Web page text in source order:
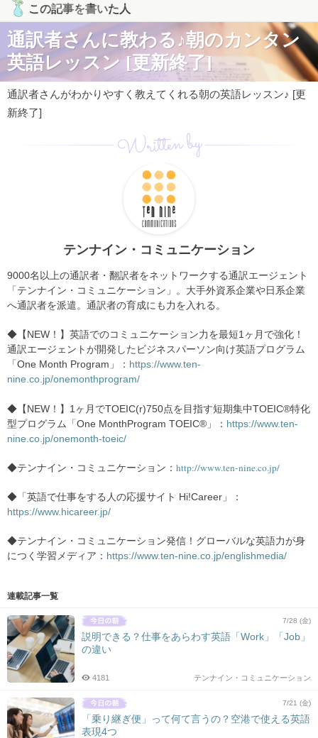
この記事を書いた人
通訳者さんに教わる♪朝のカンタン
英語レッスン [更新終了]
通訳者さんがわかりやすく教えてくれる朝の英語レッスン♪ [更
新終了]
Written by
テンナイン・コミュニケーション
9000名以上の通訳者・翻訳者をネットワークする通訳エージェント
「テンナイン・コミュニケーション」。大手外資系企業や日系企業
へ通訳者を派遣。通訳者の育成にも力を入れる。
◆【NEW！】英語でのコミュニケーション力を最短1ヶ月で強化！
通訳エージェントが開発したビジネスパーソン向け英語プログラム
「One Month Program」： https://www.ten-
nine.co.jp/onemonthprogram/
◆【NEW！】1ヶ月でTOEIC(r)750点を目指す短期集中TOEIC®特化
型プログラム「One MonthProgram TOEIC®」： https://www.ten-
nine.co.jp/onemonth-toeic/
◆テンナイン・コミュニケーション： http://www.ten-nine.co.jp/
◆「英語で仕事をする人の応援サイト Hi!Career」：
https://www.hicareer.jp/
◆テンナイン・コミュニケーション発信！グローバルな英語力が身
につく学習メディア： https://www.ten-nine.co.jp/englishmedia/
連載記事一覧
7/28 (金)
説明できる？仕事をあらわす英語「Work」「Job」
の違い
テンナイン・コミュニケーション
4181
7/21 (金)
「乗り継ぎ便」って何て言うの？空港で使える英語
表現4つ